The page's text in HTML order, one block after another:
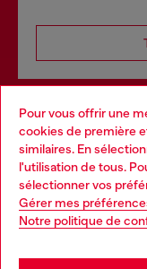
Pour vous offrir une
cookies de première
similaires. En
l'utilisation de tous.
sélectionner vos
Gérer mes
Notre politique de
Services
Découvrez tous
Choose your location
You are currently
may be based in